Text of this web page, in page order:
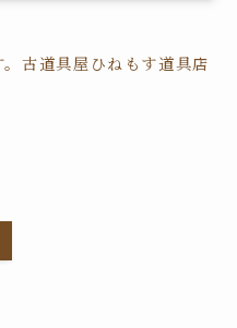
古道具屋ひねもす道具店